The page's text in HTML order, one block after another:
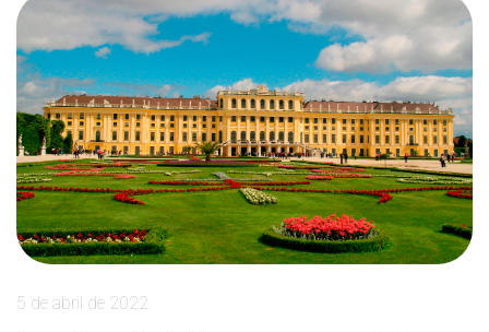
5 de abril de 2022